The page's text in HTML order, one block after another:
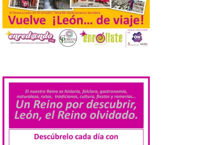
7 Ago 2026
Conferencia de Victorina
Alonso, sobre la
peregrinación femenina.
Presentación del Libro
de agosto, a las 20,00 horas, en el
auditorio de Benavides de […]
Food trucks y música en
Valencia de Don Juan en
una nueva edición de